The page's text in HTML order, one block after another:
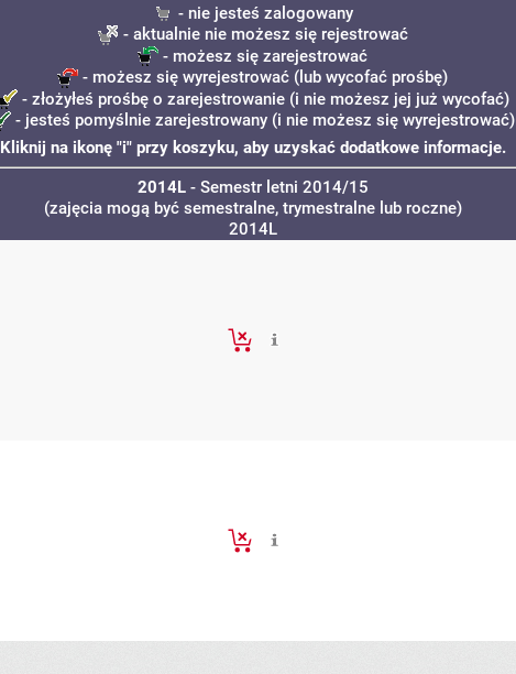
- nie jesteś zalogowany
- aktualnie nie możesz się rejestrować
- możesz się zarejestrować
- możesz się wyrejestrować (lub wycofać prośbę)
- złożyłeś prośbę o zarejestrowanie (i nie możesz jej już wycofać)
- jesteś pomyślnie zarejestrowany (i nie możesz się wyrejestrować)
Kliknij na ikonę "i" przy koszyku, aby uzyskać dodatkowe informacje.
2014L- Semestr letni 2014/15
(zajęcia mogą być semestralne, trymestralne lub roczne)
2014L